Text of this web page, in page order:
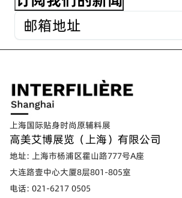
上海国际贴身时尚原辅料展
高美艾博展览（上海）有限公司
地址: 上海市杨浦区霍山路777号A座
大连路壹中心大厦8层801-805室
电话: 021-6217 0505